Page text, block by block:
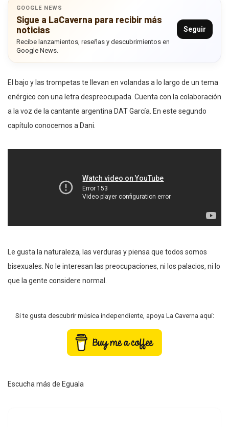
GOOGLE NEWS
Sigue a LaCaverna para recibir más
noticias
Recibe lanzamientos, reseñas y descubrimientos en
Google News.
Seguir
El bajo y las trompetas te llevan en volandas a lo largo de un tema
enérgico con una letra despreocupada. Cuenta con la colaboración
a la voz de la cantante argentina DAT García. En este segundo
capítulo conocemos a Dani.
Le gusta la naturaleza, las verduras y piensa que todos somos
bisexuales. No le interesan las preocupaciones, ni los palacios, ni lo
que la gente considere normal.
Si te gusta descubrir música independiente, apoya La Caverna aquí:
Escucha más de Eguala